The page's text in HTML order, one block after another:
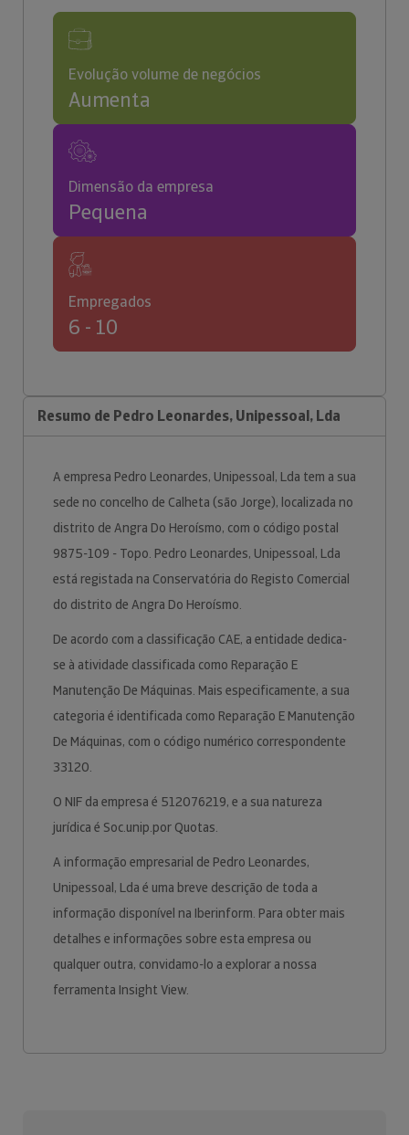
Evolução volume de negócios
Aumenta
Dimensão da empresa
Pequena
Empregados
6 - 10
Resumo de Pedro Leonardes, Unipessoal, Lda
A empresa Pedro Leonardes, Unipessoal, Lda tem a sua
sede no concelho de Calheta (são Jorge), localizada no
distrito de Angra Do Heroísmo, com o código postal
9875-109 - Topo. Pedro Leonardes, Unipessoal, Lda
está registada na Conservatória do Registo Comercial
do distrito de Angra Do Heroísmo.
De acordo com a classificação CAE, a entidade dedica-
se à atividade classificada como Reparação E
Manutenção De Máquinas. Mais especificamente, a sua
categoria é identificada como Reparação E Manutenção
De Máquinas, com o código numérico correspondente
33120.
O NIF da empresa é 512076219, e a sua natureza
jurídica é Soc.unip.por Quotas.
A informação empresarial de Pedro Leonardes,
Unipessoal, Lda é uma breve descrição de toda a
informação disponível na Iberinform. Para obter mais
detalhes e informações sobre esta empresa ou
qualquer outra, convidamo-lo a explorar a nossa
ferramenta Insight View.